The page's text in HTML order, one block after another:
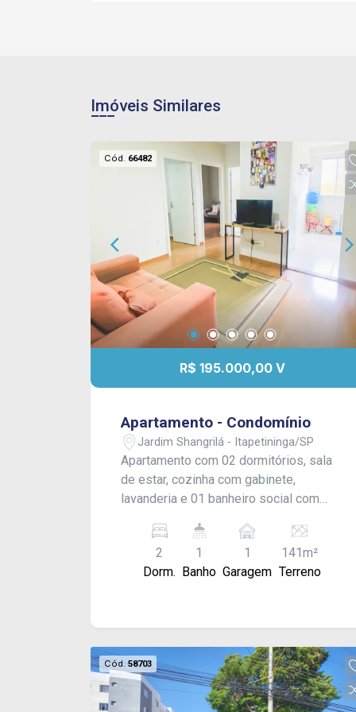
Imóveis Similares
Cód. 66482
R$ 195.000,00 V
Apartamento - Condomínio
Jardim Shangrilá - Itapetininga/SP
Apartamento com 02 dormitórios, sala
de estar, cozinha com gabinete,
lavanderia e 01 banheiro social com
veículo. Acabamento em piso laminado
e armários embutidos, proporcionando
praticidade e conforto. Condomínio:
playground, piscina adulto e infantil,
além de ampla área verde.
2
Dorm.
1
Banho
1
Garagem
141m²
Terreno
Cód.58703